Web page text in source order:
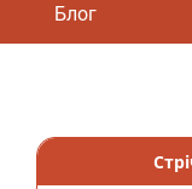
Блог